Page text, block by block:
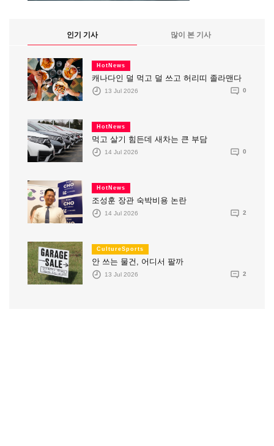
인기 기사 많이 본 기사
HotNews
캐나다인 덜 먹고 덜 쓰고 허리띠 졸라맨다
13 Jul 2026 0
HotNews
먹고 살기 힘든데 새차는 큰 부담
14 Jul 2026 0
HotNews
조성훈 장관 숙박비용 논란
14 Jul 2026 2
CultureSports
안 쓰는 물건, 어디서 팔까
13 Jul 2026 2